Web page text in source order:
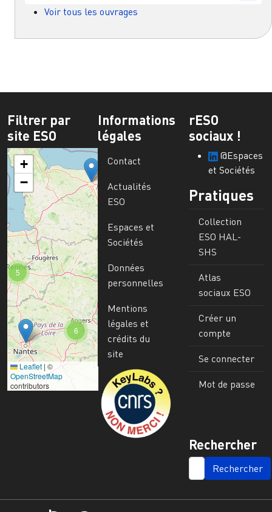
Voir tous les ouvrages
Filtrer par
site ESO
6
5
+
−
Leaflet | ©
OpenStreetMap
contributors
Informations
légales
Contact
Actualités
ESO
Espaces et
Sociétés
Données
personnelles
Mentions
légales et
crédits du
site
Image
rESO
sociaux !
@Espaces
et Sociétés
Pratiques
Collection
ESO HAL-
SHS
Atlas
sociaux ESO
Créer un
compte
Se connecter
Mot de passe
Rechercher
SEARCH